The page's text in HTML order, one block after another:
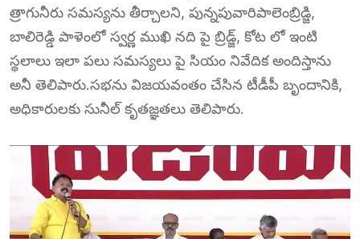
త్రాగునీరు సమస్యను తీర్చాలని, పున్నపువారిపాలెంబ్రిడ్జి,
బాలిరెడ్డి పాళెంలో స్వర్ణ ముఖి నది పై బ్రిడ్జ్, కోట లో ఇంటి
స్థలాలు ఇలా పలు సమస్యలు పై సియం నివేదిక అందిస్తాను
అనీ తెలిపారు.సభను విజయవంతం చేసిన టీడీపీ బృందానికి,
అధికారులకు సునీల్ కృతజ్ఞతలు తెలిపారు.